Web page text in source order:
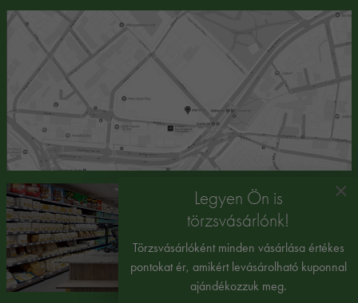
×
Legyen Ön is
törzsvásárlónk!
Törzsvásárlóként minden vásárlása értékes
pontokat ér, amikért levásárolható kuponnal
ajándékozzuk meg.